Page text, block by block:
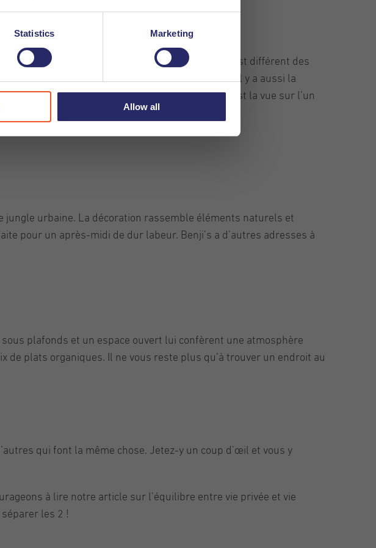
Statistics Marketing
Allow all
fenêtres : c ‘est le Café Idéfix. Ce Café-Bar est différent des
bon café et vous aurez déjà pris un bon départ. Il y a aussi la
Et le bonus pendant que vous travaillez, c ‘est la vue sur l’un
jungle urbaine. La décoration rassemble éléments naturels et
pour un après-midi de dur labeur. Benji’s a d’autres adresses à
plafonds et un espace ouvert lui confèrent une atmosphère
de plats organiques. Il ne vous reste plus qu’à trouver un endroit au
qui font la même chose. Jetez-y un coup d’œil et vous y
à lire notre article sur l’équilibre entre vie privée et vie
les 2 !